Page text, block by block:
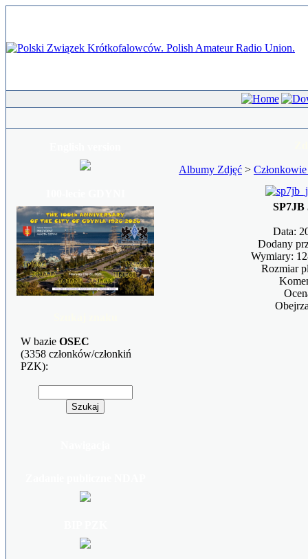
W bazie OSEC
(3358 członków/członkiń
PZK):
Albumy Zdjęć >
SP7JB
Data:
Dodany
Wymiary:
Rozmiar